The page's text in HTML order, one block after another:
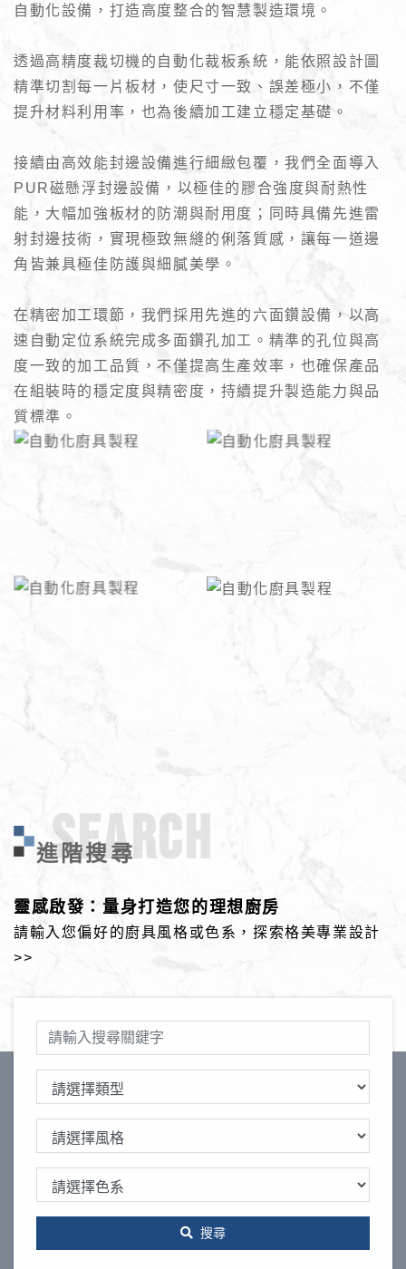
自動化設備，打造高度整合的智慧製造環境。
透過高精度裁切機的自動化裁板系統，能依照設計圖
精準切割每一片板材，使尺寸一致、誤差極小，不僅
提升材料利用率，也為後續加工建立穩定基礎。
接續由高效能封邊設備進行細緻包覆，我們全面導入
PUR磁懸浮封邊設備，以極佳的膠合強度與耐熱性
能，大幅加強板材的防潮與耐用度；同時具備先進雷
射封邊技術，實現極致無縫的俐落質感，讓每一道邊
角皆兼具極佳防護與細膩美學。
在精密加工環節，我們採用先進的六面鑽設備，以高
速自動定位系統完成多面鑽孔加工。精準的孔位與高
度一致的加工品質，不僅提高生產效率，也確保產品
在組裝時的穩定度與精密度，持續提升製造能力與品
質標準。
進階搜尋
SEARCH
靈感啟發：量身打造您的理想廚房
請輸入您偏好的廚具風格或色系，探索格美專業設計
>>
搜尋